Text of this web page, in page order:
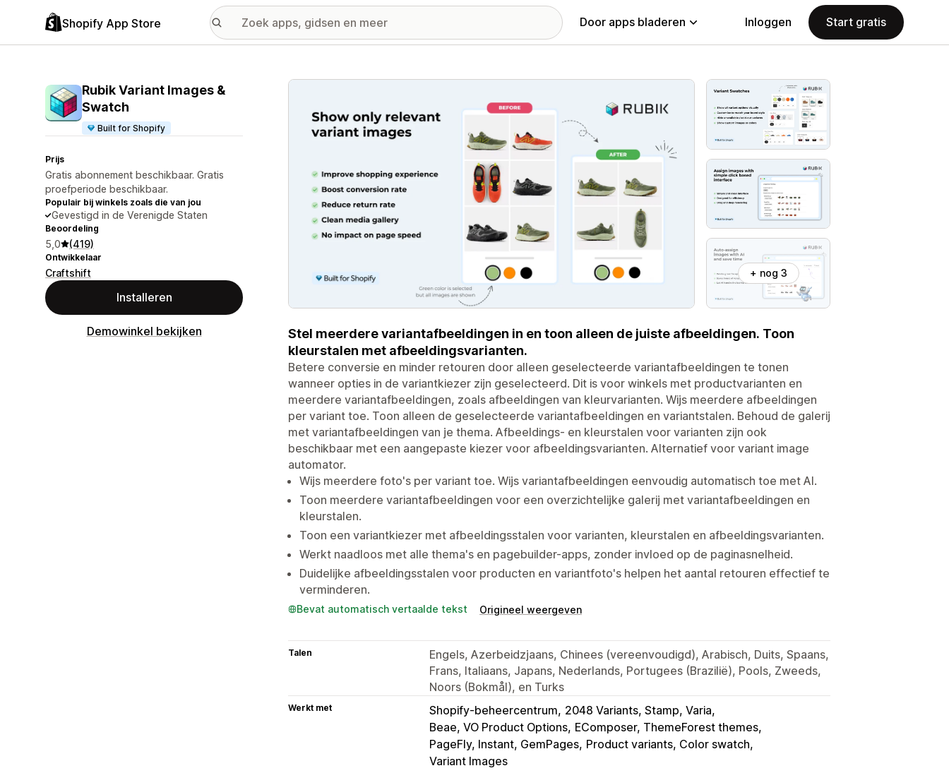
Shopify App Store Door apps bladeren Inloggen Start gratis
Rubik Variant Images &
Swatch
Built for Shopify
Prijs
Gratis abonnement beschikbaar. Gratis
proefperiode beschikbaar.
Populair bij winkels zoals die van jou
Gevestigd in de Verenigde Staten
Beoordeling
5,0 (419)
Ontwikkelaar
Craftshift
Installeren
Demowinkel bekijken
Galerij met uitgelichte afbeeldingen
+ nog 3
Stel meerdere variantafbeeldingen in en toon alleen de juiste afbeeldingen. Toon
kleurstalen met afbeeldingsvarianten.
Betere conversie en minder retouren door alleen geselecteerde variantafbeeldingen te tonen
wanneer opties in de variantkiezer zijn geselecteerd. Dit is voor winkels met productvarianten en
meerdere variantafbeeldingen, zoals afbeeldingen van kleurvarianten. Wijs meerdere afbeeldingen
per variant toe. Toon alleen de geselecteerde variantafbeeldingen en variantstalen. Behoud de galerij
met variantafbeeldingen van je thema. Afbeeldings- en kleurstalen voor varianten zijn ook
beschikbaar met een aangepaste kiezer voor afbeeldingsvarianten. Alternatief voor variant image
automator.
Wijs meerdere foto's per variant toe. Wijs variantafbeeldingen eenvoudig automatisch toe met AI.
Toon meerdere variantafbeeldingen voor een overzichtelijke galerij met variantafbeeldingen en
kleurstalen.
Toon een variantkiezer met afbeeldingsstalen voor varianten, kleurstalen en afbeeldingsvarianten.
Werkt naadloos met alle thema's en pagebuilder-apps, zonder invloed op de paginasnelheid.
Duidelijke afbeeldingsstalen voor producten en variantfoto's helpen het aantal retouren effectief te
verminderen.
Bevat automatisch vertaalde tekst Origineel weergeven
Talen
Engels, Azerbeidzjaans, Chinees (vereenvoudigd), Arabisch, Duits, Spaans,
Frans, Italiaans, Japans, Nederlands, Portugees (Brazilië), Pools, Zweeds,
Noors (Bokmål), en Turks
Werkt met Shopify-beheercentrum 2048 Variants, Stamp, Varia
Beae, VO Product Options EComposer, ThemeForest themes
PageFly, Instant, GemPages Product variants, Color swatch
Variant Images